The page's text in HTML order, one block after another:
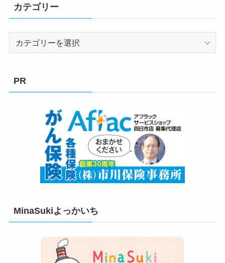
カテゴリー
PR
MinaSukiよっかいち